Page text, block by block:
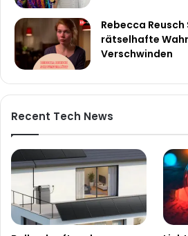
Rebecca
rätselhafte
Verschwinden
Recent Tech News